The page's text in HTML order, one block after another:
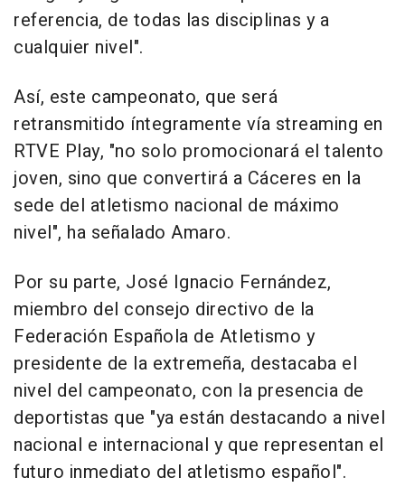
referencia, de todas las disciplinas y a
cualquier nivel".
Así, este campeonato, que será
retransmitido íntegramente vía streaming en
RTVE Play, "no solo promocionará el talento
joven, sino que convertirá a Cáceres en la
sede del atletismo nacional de máximo
nivel", ha señalado Amaro.
Por su parte, José Ignacio Fernández,
miembro del consejo directivo de la
Federación Española de Atletismo y
presidente de la extremeña, destacaba el
nivel del campeonato, con la presencia de
deportistas que "ya están destacando a nivel
nacional e internacional y que representan el
futuro inmediato del atletismo español".